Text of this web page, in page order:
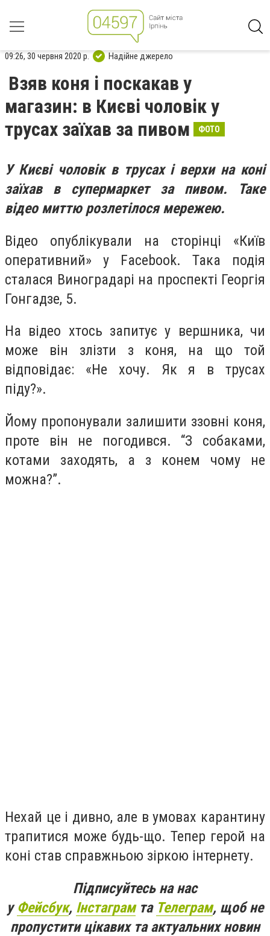
09:26, 30 червня 2020 р. Надійне джерело
Взяв коня і поскакав у
магазин: в Києві чоловік у
трусах заїхав за пивом
ФОТО
У Києві чоловік в трусах і верхи на коні
заїхав в супермаркет за пивом. Таке
відео миттю розлетілося мережею.
Відео опублікували на сторінці «Київ
оперативний» у Facebook. Така подія
сталася Виноградарі на проспекті Георгія
Гонгадзе, 5.
На відео хтось запитує у вершника, чи
може він злізти з коня, на що той
відповідає: «Не хочу. Як я в трусах
піду?».
Йому пропонували залишити ззовні коня,
проте він не погодився. “З собаками,
котами заходять, а з конем чому не
можна?”.
Нехай це і дивно, але в умовах карантину
трапитися може будь-що. Тепер герой на
коні став справжньою зіркою інтернету.
Підписуйтесь на нас
уФейсбук, Інстаграмта Телеграм, щоб не
пропустити цікавих та актуальних новин